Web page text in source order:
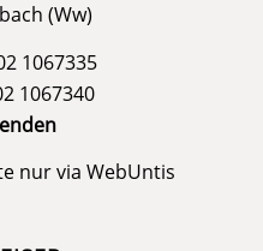
(Ww)
1067335
1067340
nur viaWebUntis